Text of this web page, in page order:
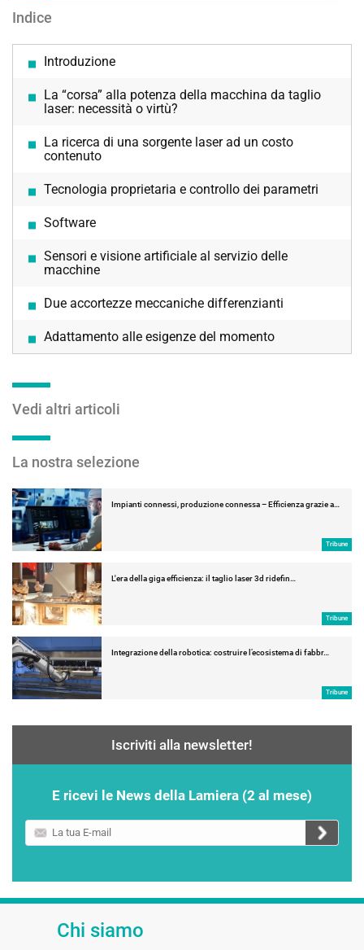
Indice
Introduzione
La “corsa” alla potenza della macchina da taglio
laser: necessità o virtù?
La ricerca di una sorgente laser ad un costo
contenuto
Tecnologia proprietaria e controllo dei parametri
Software
Sensori e visione artificiale al servizio delle
macchine
Due accortezze meccaniche differenzianti
Adattamento alle esigenze del momento
Vedi altri articoli
La nostra selezione
Impianti connessi, produzione connessa – Efficienza grazie a…
Tribune
L'era della giga efficienza: il taglio laser 3d ridefin…
Tribune
Integrazione della robotica: costruire l’ecosistema di fabbr…
Tribune
Iscriviti alla newsletter!
E ricevi le News della Lamiera (2 al mese)
La
tua
Chi siamo